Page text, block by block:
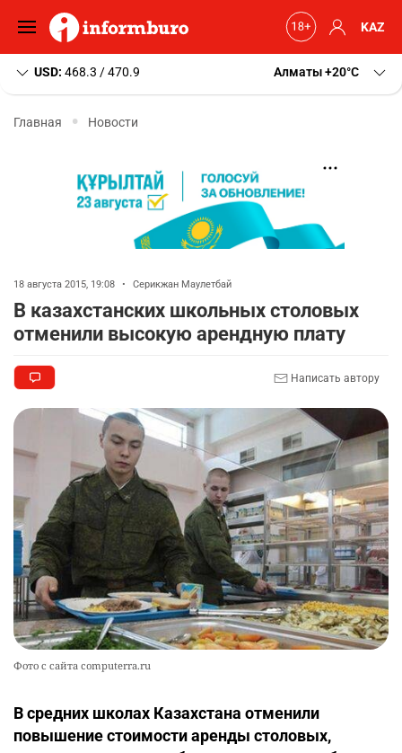
KAZ
USD: 468.3 / 470.9 Алматы+20 C
Главная Новости
18 августа 2015, 19:08 • Серикжан Маулетбай
В казахстанских школьных столовых
отменили высокую арендную плату
Написать автору
Фото с сайта computerra.ru
В средних школах Казахстана отменили
повышение стоимости аренды столовых,